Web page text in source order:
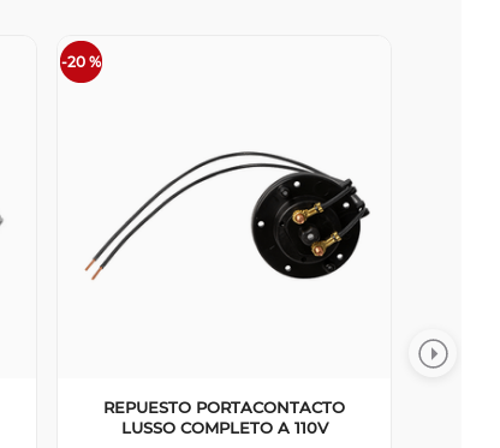
-20 %
REPUESTO PORTACONTACTO
LUSSO COMPLETO A 110V